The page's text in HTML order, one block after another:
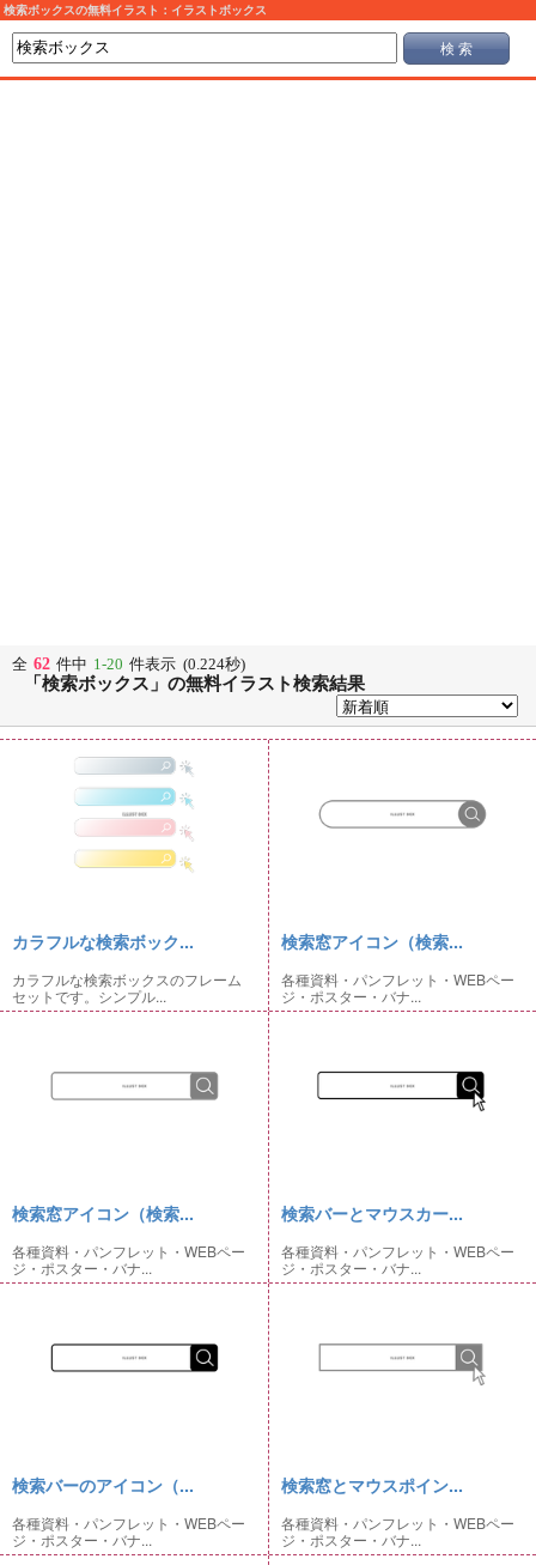
検索ボックスの無料イラスト：イラストボックス
検 索
全 62 件中 1-20 件表示 (0.224秒)
「検索ボックス」の無料イラスト検索結果
カラフルな検索ボック...
カラフルな検索ボックスのフレーム
セットです。シンプル...
検索窓アイコン（検索...
各種資料・パンフレット・WEBペー
ジ・ポスター・バナ...
検索窓アイコン（検索...
各種資料・パンフレット・WEBペー
ジ・ポスター・バナ...
検索バーとマウスカー...
各種資料・パンフレット・WEBペー
ジ・ポスター・バナ...
検索バーのアイコン（...
各種資料・パンフレット・WEBペー
ジ・ポスター・バナ...
検索窓とマウスポイン...
各種資料・パンフレット・WEBペー
ジ・ポスター・バナ...